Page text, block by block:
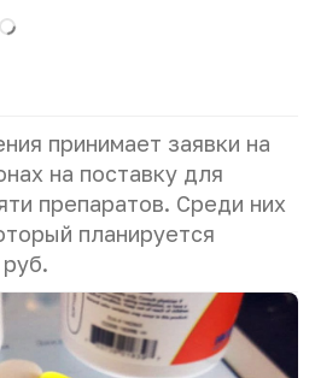
принимает заявки на
на поставку для
препаратов. Среди них
планируется